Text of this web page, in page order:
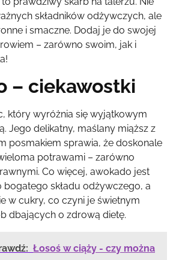
składników odżywczych, ale
i smaczne. Dodaj je do swojej
– zarówno swoim, jak i
– ciekawostki
który wyróżnia się wyjątkowym
Jego delikatny, maślany miąższ z
posmakiem sprawia, że doskonale
potrawami – zarówno
Co więcej, awokado jest
bogatego składu odżywczego, a
w cukry, co czyni je świetnym
dbających o zdrową dietę.
Łosoś w ciąży - czy można